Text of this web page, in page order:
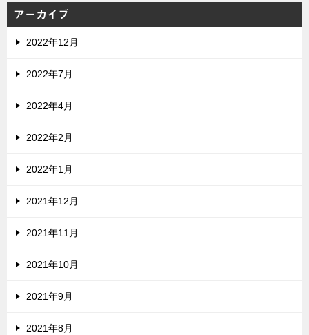
アーカイブ
2022年12月
2022年7月
2022年4月
2022年2月
2022年1月
2021年12月
2021年11月
2021年10月
2021年9月
2021年8月